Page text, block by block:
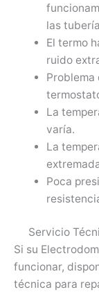
las
El termo
ruido
Problema
La
varía.
La
Poca
Servicio
Si su
funcionar,
técnica para